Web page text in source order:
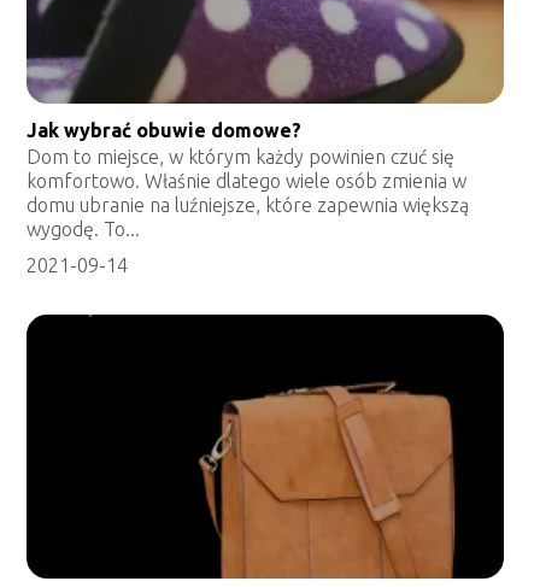
Jak wybrać obuwie domowe?
Dom to miejsce, w którym każdy powinien czuć się
komfortowo. Właśnie dlatego wiele osób zmienia w
domu ubranie na luźniejsze, które zapewnia większą
wygodę. To...
2021-09-14